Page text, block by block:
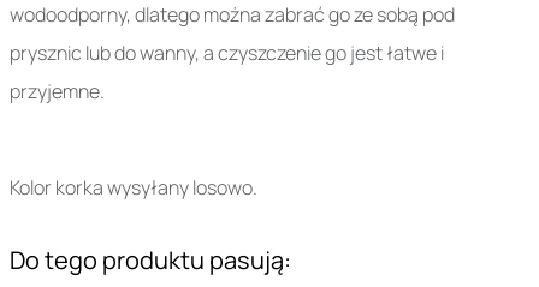
wodoodporny, dlatego można zabrać go ze sobą pod
prysznic lub do wanny, a czyszczenie go jest łatwe i
przyjemne.
Kolor korka wysyłany losowo.
Do tego produktu pasują: